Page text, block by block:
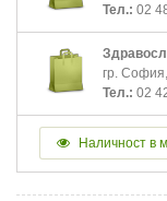
Тел.: 02
гр.
Тел.: 02
Наличност в